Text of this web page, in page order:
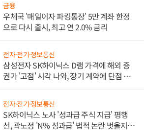
금융
우체국 '매일이자 파킹통장' 5만 계좌 한정
으로 다시 출시, 최고 연 2.0% 금리
전자·전기·정보통신
삼성전자 SK하이닉스 D램 가격에 해외 증
권가 '고점' 시각 나와, 장기 계약에 단점 부
전자·전기·정보통신
SK하이닉스 노사 '성과급 주식 지급' 평행
선, 곽노정 'N% 성과급' 법적 논란 벗을지 주